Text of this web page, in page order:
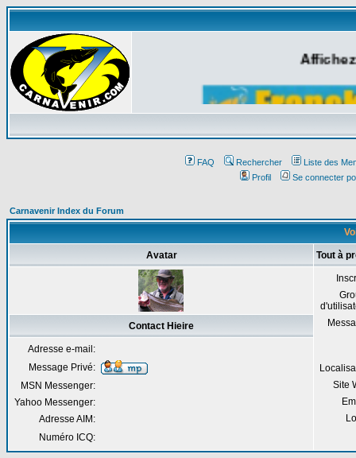
FAQ Rechercher
Liste des
Profil
Se connecter
Carnavenir Index du Forum
Avatar Tout à
Site
Contact Hieire
Adresse e-mail:
Message Privé:
MSN Messenger:
Yahoo Messenger:
Adresse AIM:
Numéro ICQ: